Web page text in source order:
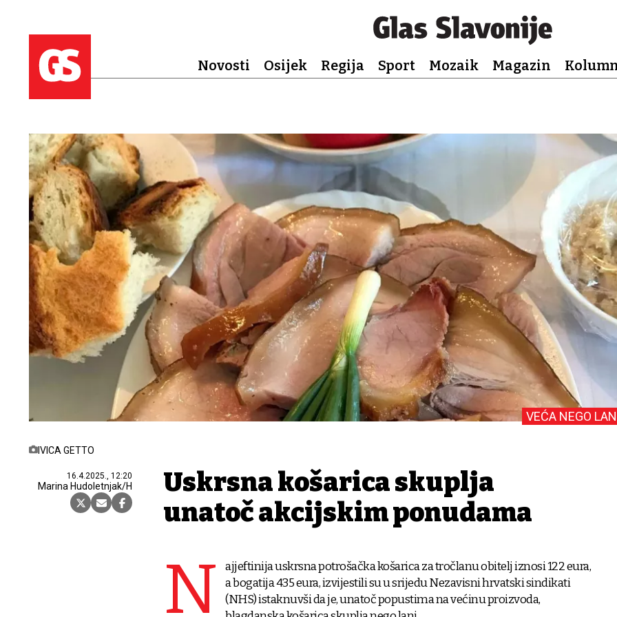
Novosti Osijek Regija Sport Mozaik Magazin
IVICA GETTO
16.4.2025., 12:20
Marina Hudoletnjak/H
VEĆA NEGO
Uskrsna košarica skuplja
unatoč akcijskim ponudama
N
ajjeftinija uskrsna potrošačka košarica za tročlanu obitelj iznosi 122 eura,
a bogatija 435 eura, izvijestili su u srijedu Nezavisni hrvatski sindikati
(NHS) istaknuvši da je, unatoč popustima na većinu proizvoda,